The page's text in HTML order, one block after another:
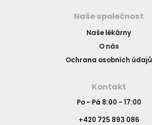
Naše společnost
Naše lékárny
O nás
Ochrana osobních údajů
Kontakt
Po - Pá 8:00 - 17:00
+420 725 893 086